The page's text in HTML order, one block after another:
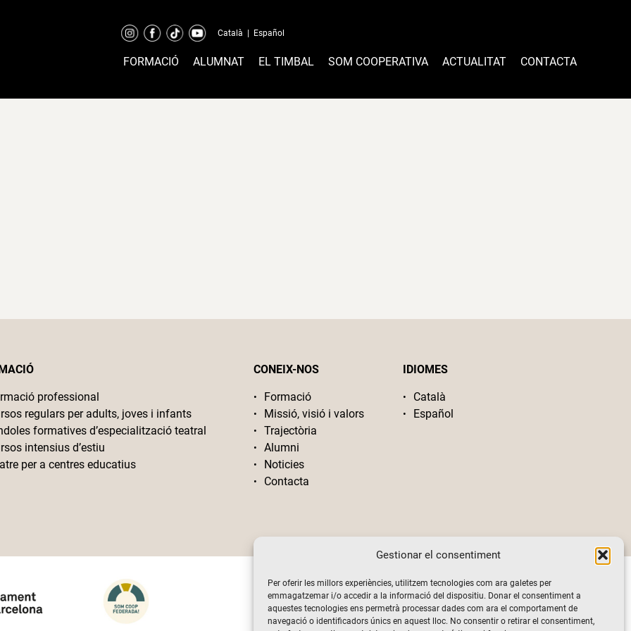
Gestionar el consentiment
Per oferir les millors experiències, utilitzem tecnologies com ara galetes per
emmagatzemar i/o accedir a la informació del dispositiu. Donar el consentiment a
aquestes tecnologies ens permetrà processar dades com ara el comportament de
navegació o identificadors únics en aquest lloc. No consentir o retirar el consentiment,
Català Español
FORMACIÓ ALUMNAT EL TIMBAL SOM COOPERATIVA ACTUALITAT CONTACTA
professional
regulars per adults, joves i infants
formatives d’especialització teatral
intensius d’estiu
per a centres educatius
CONEIX-NOS
Formació
Missió, visió i valors
Trajectòria
Alumni
Noticies
Contacta
IDIOMES
Català
Español